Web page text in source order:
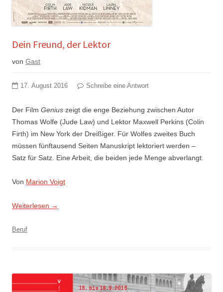
Dein Freund, der Lektor
von Gast
17. August 2016 Schreibe eine Antwort
Der Film Genius zeigt die enge Beziehung zwischen Autor
Thomas Wolfe (Jude Law) und Lektor Maxwell Perkins (Colin
Firth) im New York der Dreißiger. Für Wolfes zweites Buch
müssen fünftausend Seiten Manuskript lektoriert werden –
Satz für Satz. Eine Arbeit, die beiden jede Menge abverlangt.
Von Marion Voigt
Weiterlesen →
Beruf